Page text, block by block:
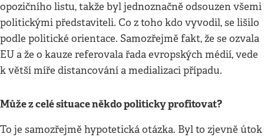
opozičního listu, takže byl jednoznačně odsouzen všemi
politickými představiteli. Co z toho kdo vyvodil, se lišilo
podle politické orientace. Samozřejmě fakt, že se ozvala
EU a že o kauze referovala řada evropských médií, vede
k větší míře distancování a medializaci případu.
Může z celé situace někdo politicky profitovat?
To je samozřejmě hypotetická otázka. Byl to zjevně útok